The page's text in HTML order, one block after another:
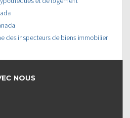
des inspecteurs de biens immobilier
NOUS